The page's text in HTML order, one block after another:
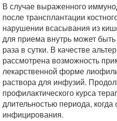
В случае выраженного
после трансплантации
нарушении всасывания из
для приема внутрь может
раза в сутки. В качестве
рассмотрена возможность
лекарственной форме
раствора для инфузий.
профилактического курса
длительностью периода, когда
инфицирования.